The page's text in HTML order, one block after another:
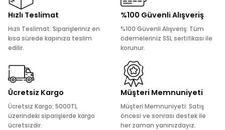
Ürün resmi kalitesiz, bozuk veya görüntülenemiyor.
Ürün bilgilerinde hatalar bulunuyor.
Ürün fiyatı diğer sitelerden daha pahalı.
Bu ürüne benzer farklı alternatifler olmalı.
Hızlı Teslimat
Hızlı Teslimat: Siparişleriniz en
kısa sürede kapınıza teslim
edilir.
%100 Güvenli Alışveriş
%100 Güvenli Alışveriş: Tüm
ödemeleriniz SSL sertifikası ile
korunur.
Ücretsiz Kargo
Ücretsiz Kargo: 5000TL
üzerindeki siparişlerde kargo
ücretsizdir.
Müşteri Memnuniyeti
Müşteri Memnuniyeti: Satış
öncesi ve sonrası destek ile
her zaman yanınızdayız.